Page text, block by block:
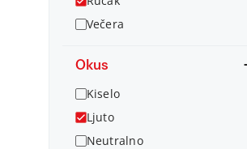
Večera
Okus
Kiselo
Ljuto
Neutralno